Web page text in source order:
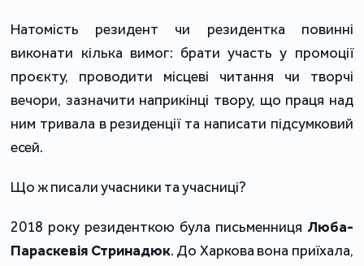
Натомість резидент чи резидентка повинні
виконати кілька вимог: брати участь у промоції
проєкту, проводити місцеві читання чи творчі
вечори, зазначити наприкінці твору, що праця над
ним тривала в резиденції та написати підсумковий
есей.
Що ж писали учасники та учасниці?
2018 року резиденткою була письменниця Люба-
Параскевія Стринадюк. До Харкова вона приїхала,